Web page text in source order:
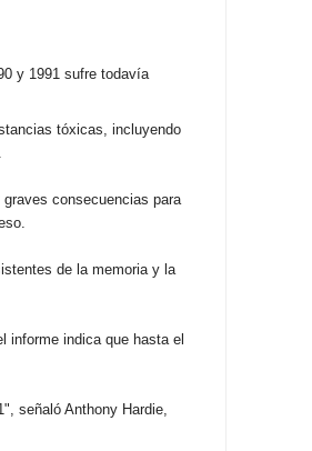
y 1991 sufre todavía
tóxicas, incluyendo
consecuencias para
de la memoria y la
informe indica que hasta el
señaló Anthony Hardie,